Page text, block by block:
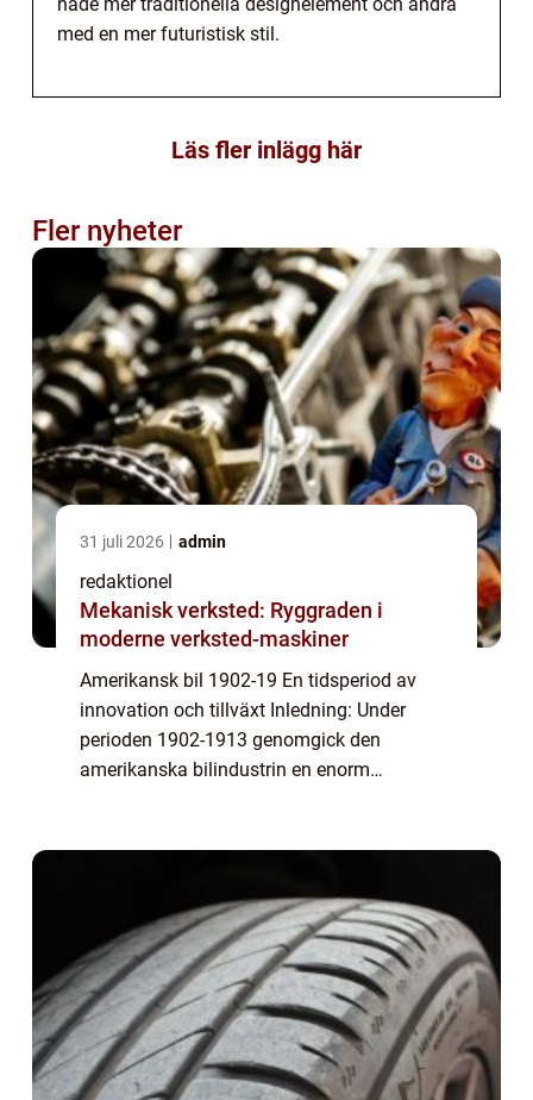
med en mer futuristisk stil.
Läs fler inlägg här
Fler nyheter
31 juli 2026 admin
redaktionel
Mekanisk verksted: Ryggraden i
moderne verksted-maskiner
Amerikansk bil 1902-19 En tidsperiod av
innovation och tillväxt Inledning: Under
perioden 1902-1913 genomgick den
amerikanska bilindustrin en enorm